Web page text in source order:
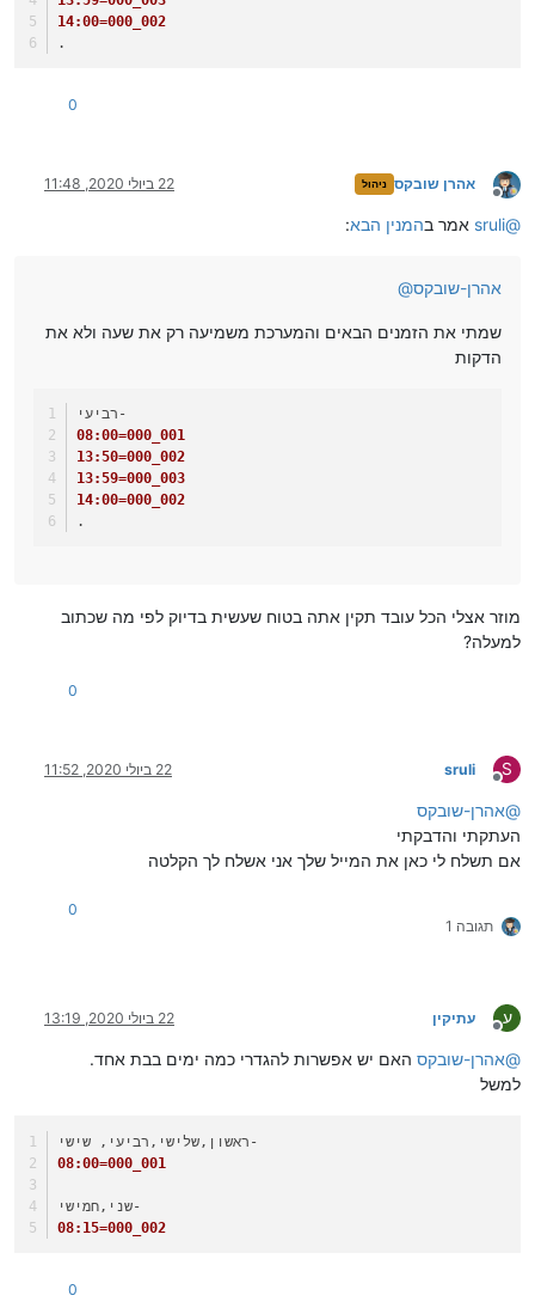
14:00=000_002
.
0
מנותק
אהרן שובקס ניהול 22 ביולי 2020, 11:48
@
sruli אמר בהמנין הבא:
@אהרן-שובקס
שמתי את הזמנים הבאים והמערכת משמיעה רק את שעה ולא את
הדקות
רביעי-
08:00=000_001
13:50=000_002
13:59=000_003
14:00=000_002
.
מוזר אצלי הכל עובד תקין אתה בטוח שעשית בדיוק לפי מה שכתוב
למעלה?
0
S
מנותק
sruli 22 ביולי 2020, 11:52
@אהרן-שובקס
העתקתי והדבקתי
אם תשלח לי כאן את המייל שלך אני אשלח לך הקלטה
תגובה 1
0
ע
מנותק
עתיקין 22 ביולי 2020, 13:19
@אהרן-שובקס האם יש אפשרות להגדרי כמה ימים בבת אחד.
למשל
ראשון,שלישי,רביעי, שישי-
08:00=000_001
שני,חמישי-
08:15=000_002
0